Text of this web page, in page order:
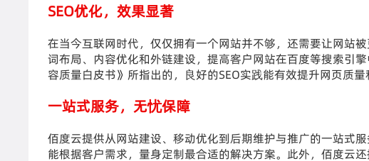
SEO优化，效果显著
在当今互联网时代，仅仅拥有一个网站并不够，还需要让网站
词布局、内容优化和外链建设，提高客户网站在百度等搜索引
容质量白皮书》所指出的，良好的SEO实践能有效提升网页质
一站式服务，无忧保障
佰度云提供从网站建设、移动优化到后期维护与推广的一站式
能根据客户需求，量身定制最合适的解决方案。此外，佰度云